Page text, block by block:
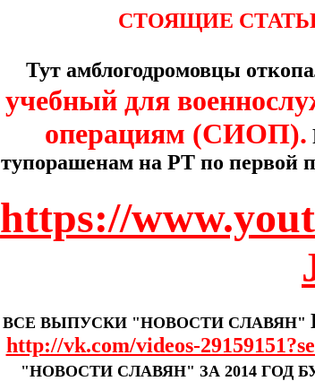
СТОЯЩИЕ
Тут амблогодромовцы
учебный для
операциям (СИОП).
тупорашенам на РТ по первой
https://
ВСЕ ВЫПУСКИ "НОВОСТИ СЛАВЯН"
http://vk.com/videos-
"НОВОСТИ СЛАВЯН" ЗА 2014 ГОД